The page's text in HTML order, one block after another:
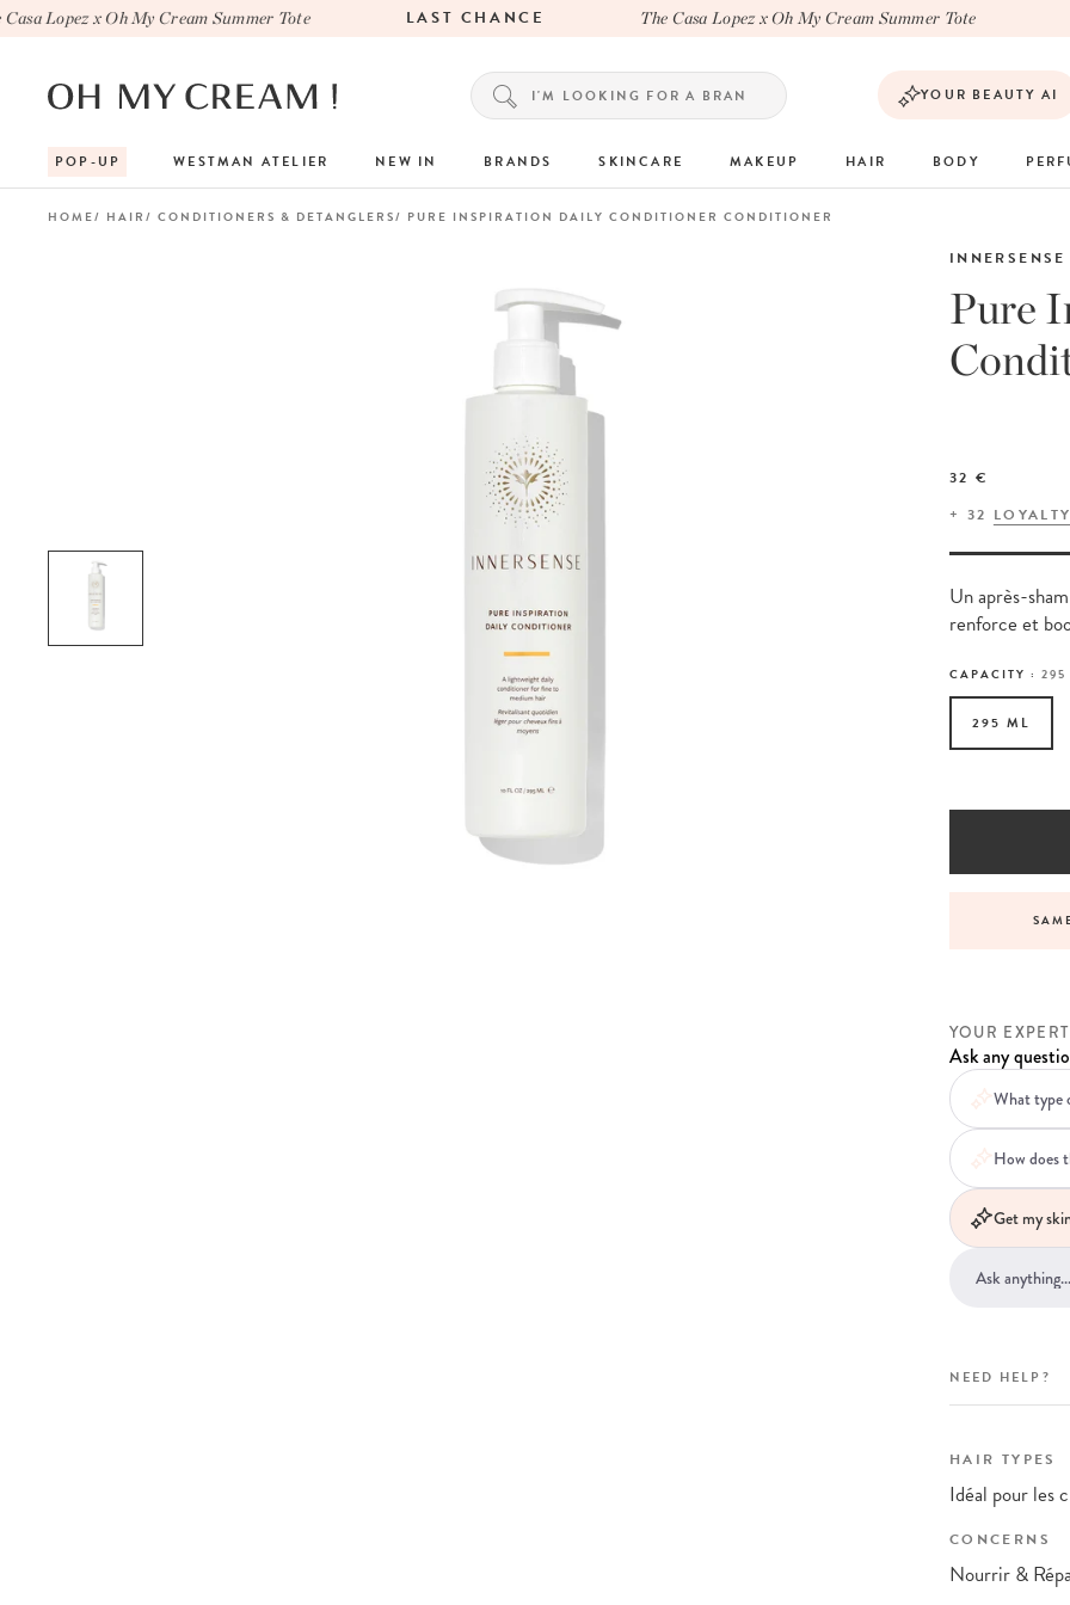
Lopez x Oh My Cream Summer Tote LAST CHANCE The Casa Lopez x Oh My Cream Summer Tote
YOUR BEAUTY AI
POP-UP WESTMAN ATELIER NEW IN BRANDS SKINCARE MAKEUP HAIR BODY
HOME HAIR CONDITIONERS & DETANGLERS PURE INSPIRATION DAILY CONDITIONER CONDITIONER
Pure
INNERSENSE
32 €
+ 32
Un après-
renforce et
CAPACITY : 295
295 ML
YOUR EXPERT
Ask any
What type
How does
Get my
NEED HELP?
HAIR TYPES
Idéal pour les
CONCERNS
Nourrir &